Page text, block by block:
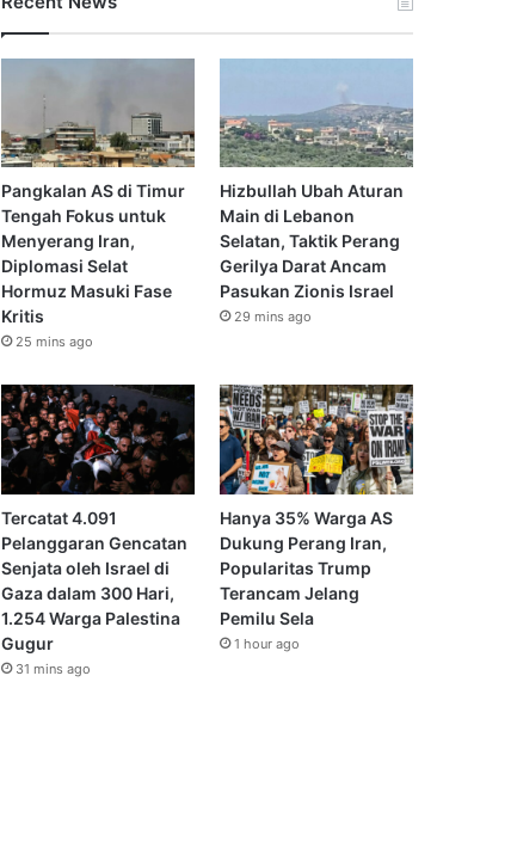
Pangkalan AS di Timur
Tengah Fokus untuk
Menyerang Iran,
Diplomasi Selat
Hormuz Masuki Fase
Kritis
25 mins ago
Hizbullah Ubah Aturan
Main di Lebanon
Selatan, Taktik Perang
Gerilya Darat Ancam
Pasukan Zionis Israel
29 mins ago
Tercatat 4.091
Pelanggaran Gencatan
Senjata oleh Israel di
Gaza dalam 300 Hari,
1.254 Warga Palestina
Gugur
31 mins ago
Hanya 35% Warga AS
Dukung Perang Iran,
Popularitas Trump
Terancam Jelang
Pemilu Sela
1 hour ago